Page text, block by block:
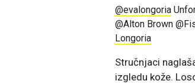
@evalongoria
@Alton Brown
Longoria
Stručnjaci
izgledu kože.